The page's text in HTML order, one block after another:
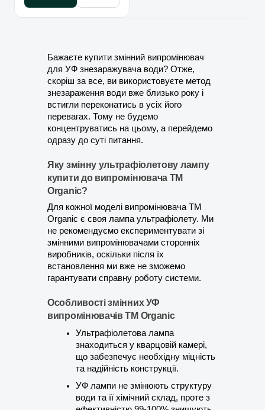
Бажаєте купити змінний випромінювач
для УФ знезаражувача води? Отже,
скоріш за все, ви використовуєте метод
знезараження води вже близько року і
встигли переконатись в усіх його
перевагах. Тому не будемо
концентруватись на цьому, а перейдемо
одразу до суті питання.
Яку змінну ультрафіолетову лампу
купити до випромінювача ТМ
Organic?
Для кожної моделі випромінювача ТМ
Organic є своя лампа ультрафіолету. Ми
не рекомендуємо експериментувати зі
змінними випромінювачами сторонніх
виробників, оскільки після їх
встановлення ми вже не зможемо
гарантувати справну роботу системи.
Особливості змінних УФ
випромінювачів ТМ Organic
Ультрафіолетова лампа
знаходиться у кварцовій камері,
що забезпечує необхідну міцність
та надійність конструкції.
УФ лампи не змінюють структуру
води та її хімічний склад, проте з